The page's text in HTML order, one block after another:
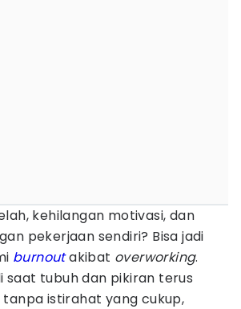
kehilangan motivasi, dan
pekerjaan sendiri? Bisa jadi
burnoutakibat overworking.
saat tubuh dan pikiran terus
istirahat yang cukup,